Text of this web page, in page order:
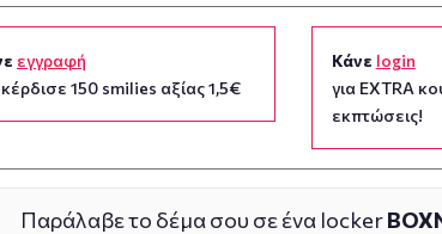
εγγραφή
κέρδισε 150 smilies αξίας 1,5€
Κάνε login
για EXTRA
εκπτώσεις!
Παράλαβε το δέμα σου σε ένα locker